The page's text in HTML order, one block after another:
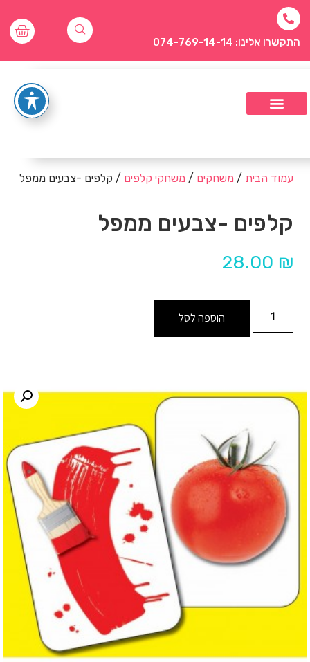
התקשרו אלינו: 074-769-14-14
עמוד הבית / משחקים / משחקי קלפים / קלפים -צבעים ממפל
קלפים -צבעים ממפל
28.00 ₪
הוספה לסל